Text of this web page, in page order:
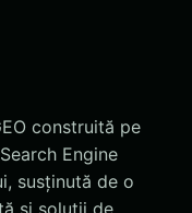
construită pe
Engine
susținută de o